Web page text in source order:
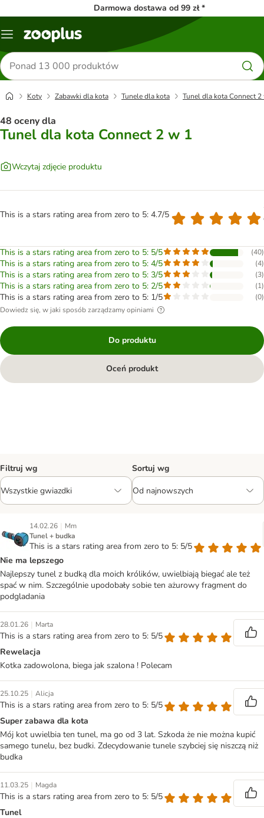
Darmowa dostawa od 99 zł *
Menu
Szukaj
produktów
Koty Zabawki dla kota Tunele dla kota Tunel dla kota Connect 2
48 oceny dla
Tunel dla kota Connect 2 w 1
Wczytaj zdjęcie produktu
This is a stars rating area from zero to 5: 4.7/5
This is a stars rating area from zero to 5: 5/5 (40)
This is a stars rating area from zero to 5: 4/5 (4)
This is a stars rating area from zero to 5: 3/5 (3)
This is a stars rating area from zero to 5: 2/5 (1)
This is a stars rating area from zero to 5: 1/5 (0)
Dowiedz się, w jaki sposób zarządzamy opiniami
Do produktu
Oceń produkt
Filtruj wg Sortuj wg
14.02.26 | Mm
Tunel + budka
This is a stars rating area from zero to 5: 5/5
Nie ma lepszego
Najlepszy tunel z budką dla moich królików, uwielbiają biegać ale też
spać w nim. Szczególnie upodobały sobie ten ażurowy fragment do
podgladania
28.01.26 | Marta
This is a stars rating area from zero to 5: 5/5
Rewelacja
Kotka zadowolona, biega jak szalona ! Polecam
25.10.25 | Alicja
This is a stars rating area from zero to 5: 5/5
Super zabawa dla kota
Mój kot uwielbia ten tunel, ma go od 3 lat. Szkoda że nie można kupić
samego tunelu, bez budki. Zdecydowanie tunele szybciej się niszczą niż
budka
11.03.25 | Magda
This is a stars rating area from zero to 5: 5/5
Tunel